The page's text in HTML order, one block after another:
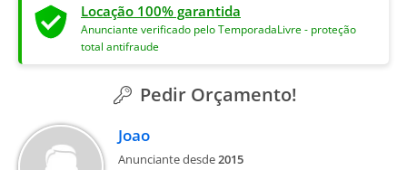
Locação 100% garantida
Anunciante verificado pelo TemporadaLivre - proteção
total antifraude
Pedir Orçamento!
Joao
Anunciante desde2015